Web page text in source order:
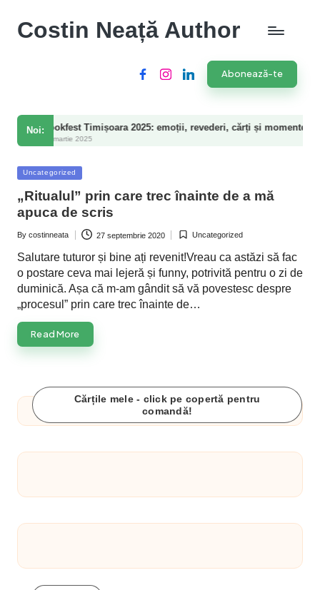
Costin Neață Author
FacebookInstagramLinkedIn Abonează-te
Noi:
Timișoara 2025: emoții, revederi, cărți și momente speciale
Posted
in
Uncategorized
„Ritualul” prin care trec înainte de a mă
apuca de scris
Posted
By costinneata 27 septembrie 2020
PostedUncategorized
Salutare tuturor și bine ați revenit!Vreau ca astăzi să fac
o postare ceva mai lejeră și funny, potrivită pentru o zi de
duminică. Așa că m-am gândit să vă povestesc despre
„procesul” prin care trec înainte de…
Read More
Cărțile mele - click pe copertă pentru
comandă!